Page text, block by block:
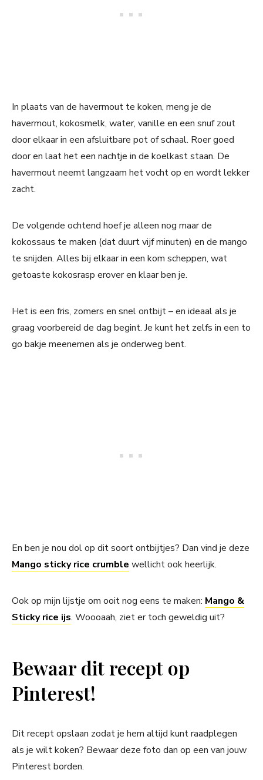
In plaats van de havermout te koken, meng je de
havermout, kokosmelk, water, vanille en een snuf zout
door elkaar in een afsluitbare pot of schaal. Roer goed
door en laat het een nachtje in de koelkast staan. De
havermout neemt langzaam het vocht op en wordt lekker
zacht.
De volgende ochtend hoef je alleen nog maar de
kokossaus te maken (dat duurt vijf minuten) en de mango
te snijden. Alles bij elkaar in een kom scheppen, wat
getoaste kokosrasp erover en klaar ben je.
Het is een fris, zomers en snel ontbijt – en ideaal als je
graag voorbereid de dag begint. Je kunt het zelfs in een to
go bakje meenemen als je onderweg bent.
En ben je nou dol op dit soort ontbijtjes? Dan vind je deze
Mango sticky rice crumble wellicht ook heerlijk.
Ook op mijn lijstje om ooit nog eens te maken: Mango &
Sticky rice ijs. Woooaah, ziet er toch geweldig uit?
Bewaar dit recept op
Pinterest!
Dit recept opslaan zodat je hem altijd kunt raadplegen
als je wilt koken? Bewaar deze foto dan op een van jouw
Pinterest borden.